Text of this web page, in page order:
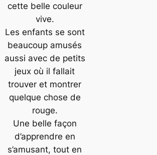
cette belle couleur
vive.
Les enfants se sont
beaucoup amusés
aussi avec de petits
jeux où il fallait
trouver et montrer
quelque chose de
rouge.
Une belle façon
d’apprendre en
s’amusant, tout en